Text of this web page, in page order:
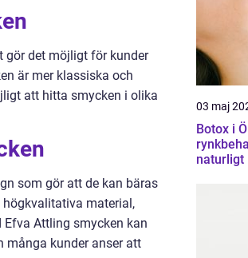
gör det möjligt för kunder
är mer klassiska och
att hitta smycken i olika
som gör att de kan bäras
högkvalitativa material,
Attling smycken kan
många kunder anser att
03 maj
Botox i
naturligt